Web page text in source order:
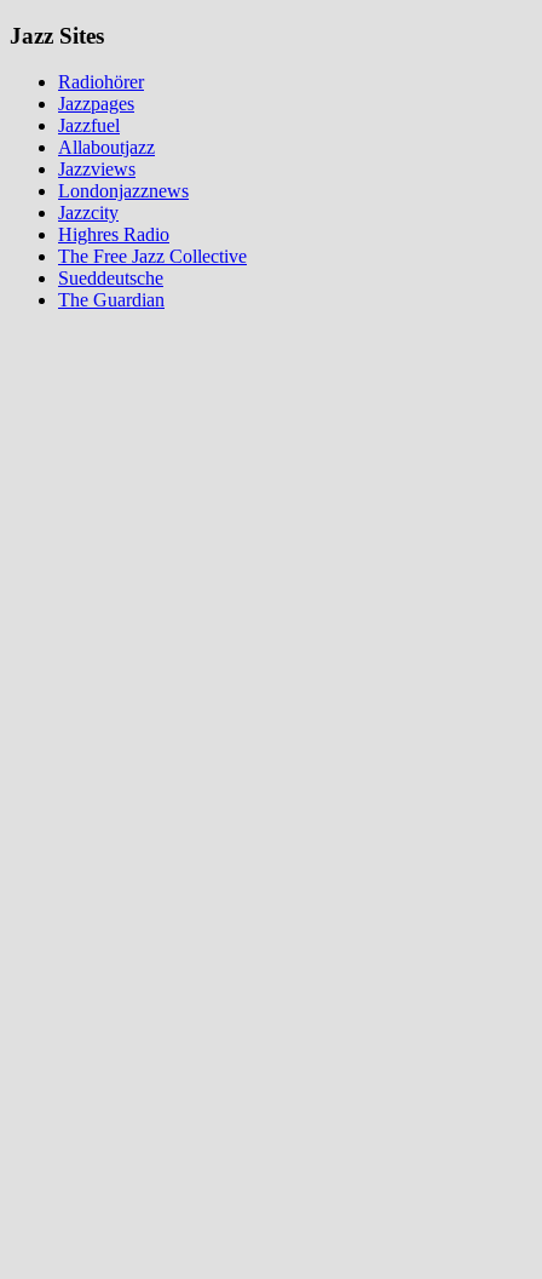
Jazz Sites
Radiohörer
Jazzpages
Jazzfuel
Allaboutjazz
Jazzviews
Londonjazznews
Jazzcity
Highres Radio
The Free Jazz Collective
Sueddeutsche
The Guardian